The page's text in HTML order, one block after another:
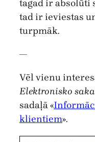
tagad ir absolūti
tad ir ieviestas
turpmāk.
—
Vēl vienu
Elektronisko
sadaļā «
klientiem».